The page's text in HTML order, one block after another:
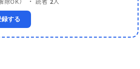
録する